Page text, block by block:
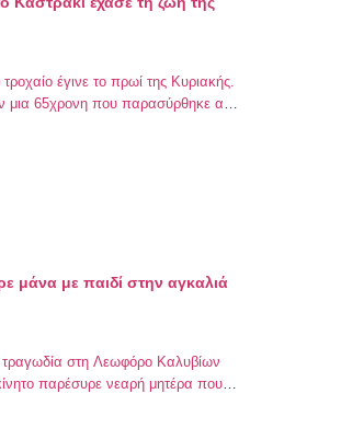
έγινε το πρωί της Κυριακής.
μια 65χρονη που παρασύρθηκε από
ένα αυτοκίνητο που οδηγούσε
μάνα με παιδί στην αγκαλιά
τραγωδία στη Λεωφόρο Καλυβίων
παρέσυρε νεαρή μητέρα που
Λαμίας. Το περιστατικό έγινε